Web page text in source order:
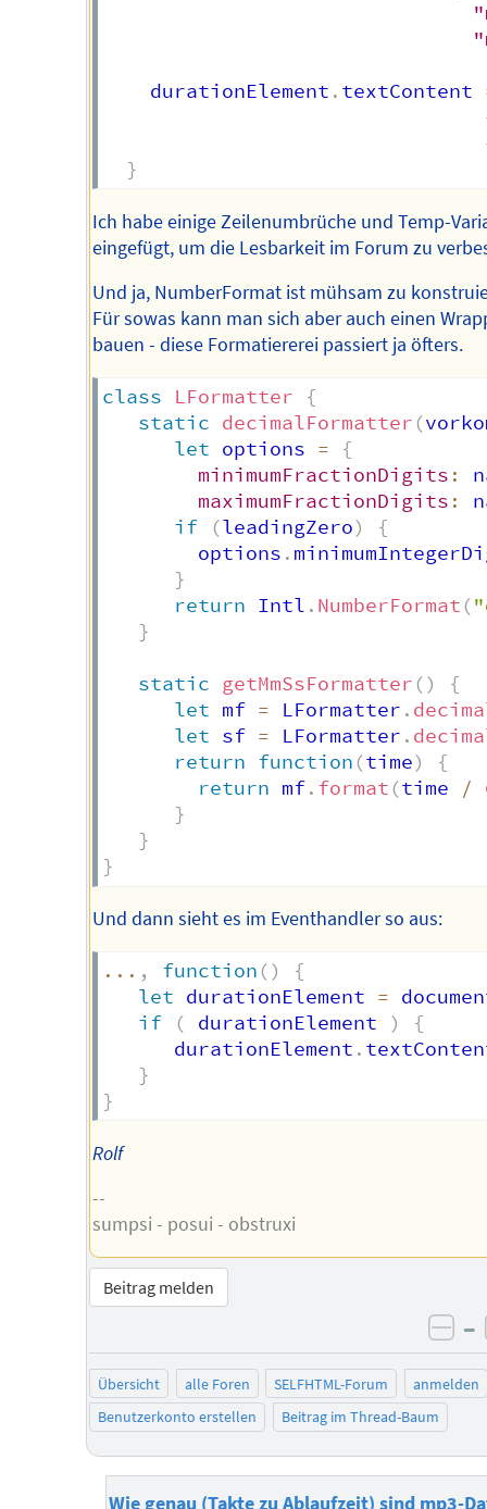
    durationElement
. textContent
}
Ich habe einige Zeilenumbrüche und Temp-
eingefügt, um die Lesbarkeit im Forum zu
Und ja, NumberFormat ist mühsam zu
Für sowas kann man sich aber auch einen
bauen - diese Formatiererei passiert ja öfters.
class LFormatter
{
static decimalFormatter (
let options =
{
minimumFractionDigits :
maximumFractionDigits :
if
(leadingZero)
{
        options
.
}
return Intl . NumberFormat (
}
static getMmSsFormatter ()
{
let mf = LFormatter .
let sf = LFormatter .
return function (time)
{
return mf. format (time /
}
}
}
Und dann sieht es im Eventhandler so aus:
... , function ()
{
let durationElement =
if
( durationElement )
{
      durationElement
.
}
}
Rolf
--
sumpsi - posui - obstruxi
Beitrag melden
–
Übersicht alle Foren SELFHTML-Forum
anmelden
Benutzerkonto erstellen
Beitrag im Thread-Baum
Wie genau (Takte zu Ablaufzeit) sind mp3-